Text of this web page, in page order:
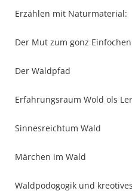
Erzählen mit Naturmaterial:
Der Mut zum gonz Einfochen
Der Waldpfad
Erfahrungsraum Wold ols
Sinnesreichtum Wald
Märchen im Wald
Waldpodogogik und